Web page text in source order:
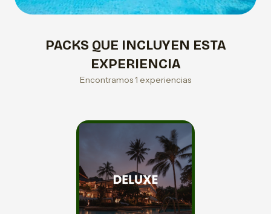
PACKS QUE INCLUYEN ESTA
EXPERIENCIA
Encontramos 1 experiencias